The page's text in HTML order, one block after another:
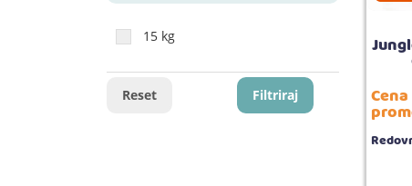
15 kg
Reset Filtriraj